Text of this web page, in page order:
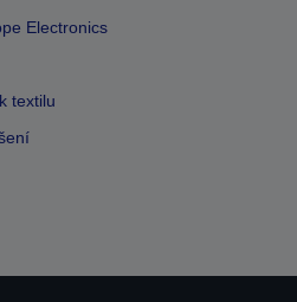
Electronics
textilu